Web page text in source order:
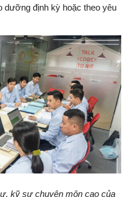
dưỡng định kỳ hoặc theo yêu
kỹ sư chuyên môn cao của